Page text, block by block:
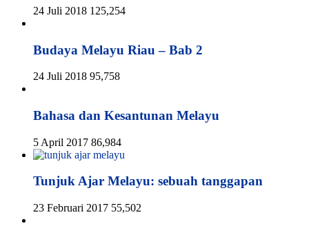
24 Juli 2018 125,254
Budaya Melayu Riau – Bab 2
24 Juli 2018 95,758
Bahasa dan Kesantunan Melayu
5 April 2017 86,984
Tunjuk Ajar Melayu: sebuah tanggapan
23 Februari 2017 55,502